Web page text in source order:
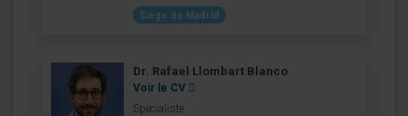
Siège de Madrid
Dr. Rafael Llombart Blanco
Voir le CV
Spécialiste